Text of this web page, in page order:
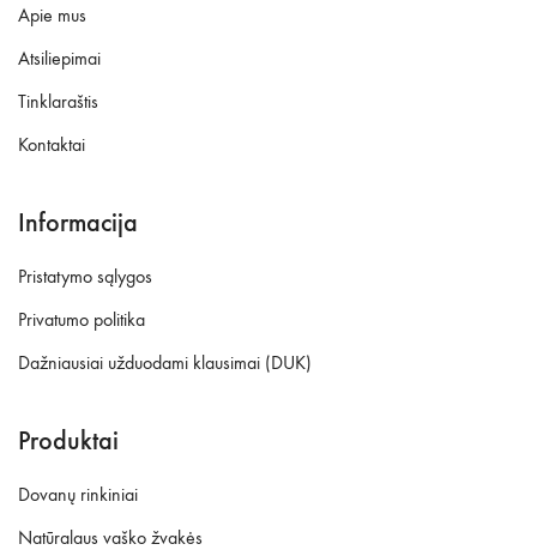
Apie mus
Atsiliepimai
Tinklaraštis
Kontaktai
Informacija
Pristatymo sąlygos
Privatumo politika
Dažniausiai užduodami klausimai (DUK)
Produktai
Dovanų rinkiniai
Natūralaus vaško žvakės